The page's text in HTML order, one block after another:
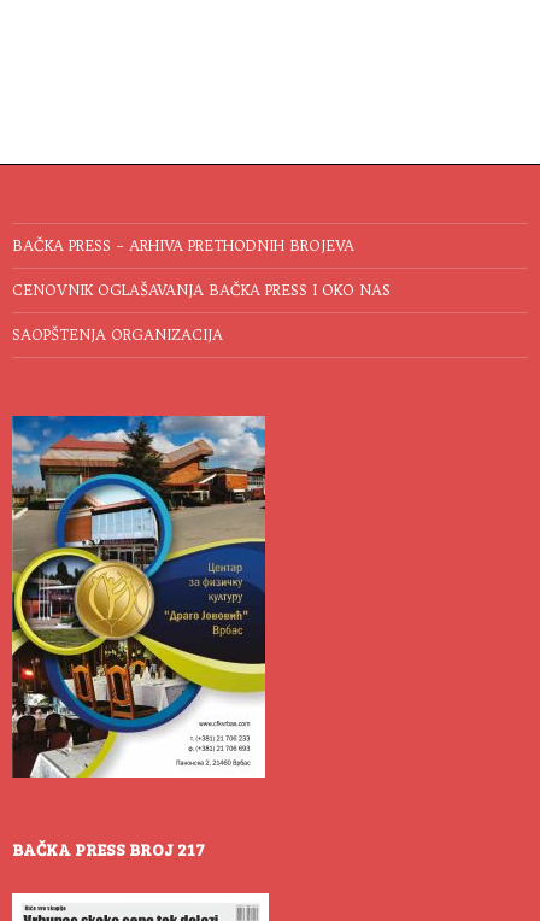
BAČKA PRESS – ARHIVA PRETHODNIH BROJEVA
CENOVNIK OGLAŠAVANJA BAČKA PRESS I OKO NAS
SAOPŠTENJA ORGANIZACIJA
BAČKA PRESS BROJ 217